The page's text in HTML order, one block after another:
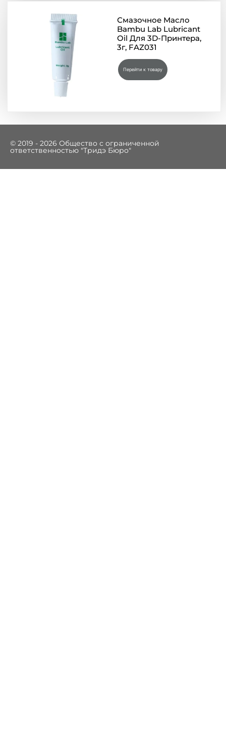
Смазочное Масло
Bambu Lab Lubricant
Oil Для 3D-Принтера,
3г, FAZ031
Перейти к товару
© 2019 - 2026 Общество с ограниченной
ответственностью "Тридэ Бюро"